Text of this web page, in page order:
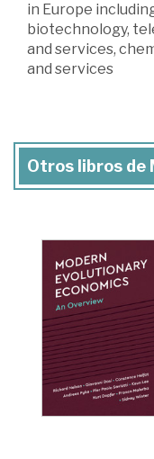
in Europe
biotechnology,
and services,
and services
Otros libros de